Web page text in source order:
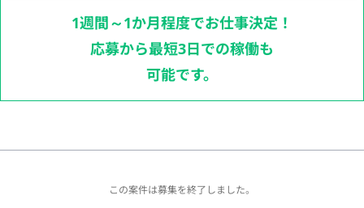
1週間～1か月程度でお仕事決定！
応募から最短3日での稼働も
可能です。
この案件は募集を終了しました。